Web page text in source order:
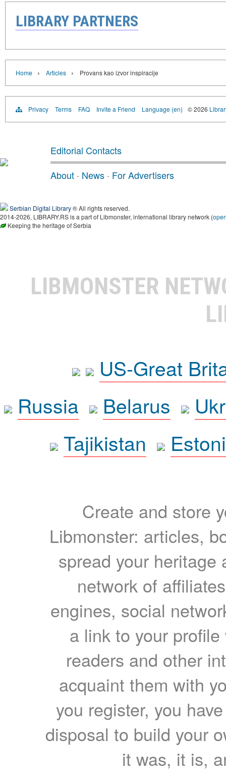
LIBRARY PARTNERS
Home › Articles › Provans kao izvor inspiracije
Privacy Terms FAQ Invite a Friend Language (en) © 2026
Editorial Contacts
About · News · For Advertisers
Serbian Digital Library® All rights reserved.
2014-2026, LIBRARY.RS is a part of Libmonster, international library network (
Keeping the heritage of Serbia
LIBMONSTER
US-Great
Russia
Belarus
Tajikistan
Create and store
Libmonster: articles,
spread your heritage
network of
engines, social
a link to your
readers and other
acquaint them with
you register, you
disposal to build your
it was, it is,